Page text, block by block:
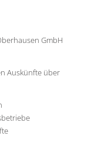
GmbH
Auskünfte über